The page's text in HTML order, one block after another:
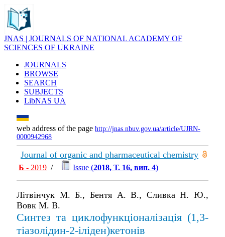
JNAS | JOURNALS OF NATIONAL ACADEMY OF
SCIENCES OF UKRAINE
JOURNALS
BROWSE
SEARCH
SUBJECTS
LibNAS UA
web address of the page http://jnas.nbuv.gov.ua/article/UJRN-
0000942968
Journal of organic and pharmaceutical chemistry
Б - 2019 / Issue (2018, Т. 16, вип. 4)
Літвінчук М. Б., Бентя А. В., Сливка Н. Ю.,
Вовк М. В.
Синтез та циклофункціоналізація (1,3-
тіазолідин-2-іліден)кетонів